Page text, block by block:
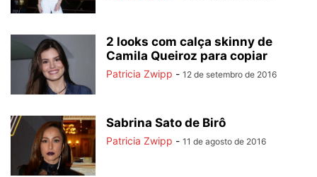
2 looks com calça skinny de
Camila Queiroz para copiar
Patricia Zwipp - 12 de setembro de 2016
Sabrina Sato de Birô
Patricia Zwipp - 11 de agosto de 2016